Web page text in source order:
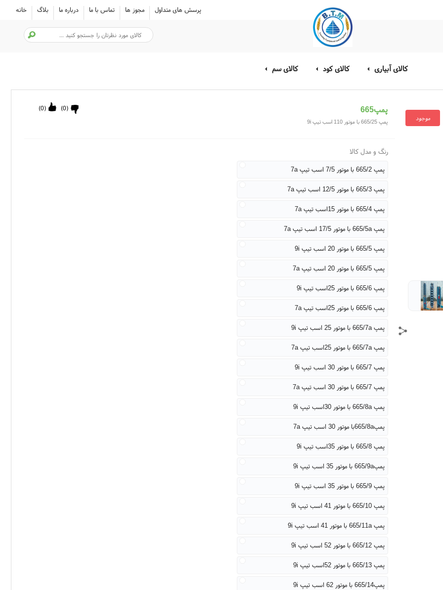
خانه بلاگ درباره ما تماس با ما مجوز ها پرسش های متداول
کالای آبیاری کالای کود کالای سم
موجود
پمپ665 (
0
) (
0
)
پمپ 665/25 با موتور 110 اسب تیپ 9i
رنگ و مدل کالا
پمپ 665/2 با موتور 7/5 اسب تیپ 7a
پمپ 665/3 با موتور 12/5 اسب تیپ 7a
پمپ 665/4 با موتور 15اسب تیپ 7a
پمپ 665/5a با موتور 17/5 اسب تیپ 7a
پمپ 665/5 با موتور 20 اسب تیپ 9i
پمپ 665/5 با موتور 20 اسب تیپ 7a
پمپ 665/6 با موتور 25اسب تیپ 9i
پمپ 665/6 با موتور 25اسب تیپ 7a
پمپ 665/7a با موتور 25 اسب تیپ 9i
پمپ 665/7a با موتور 25اسب تیپ 7a
پمپ 665/7 با موتور 30 اسب تیپ 9i
پمپ 665/7 با موتور 30 اسب تیپ 7a
پمپ 665/8a با موتور 30اسب تیپ 9i
پمپ665/8aبا موتور 30 اسب تیپ 7a
پمپ 665/8 با موتور 35اسب تیپ 9i
پمپ665/9a با موتور 35 اسب تیپ 9i
پمپ 665/9 با موتور 35 اسب تیپ 9i
پمپ 665/10 با موتور 41 اسب تیپ 9i
پمپ 665/11a با موتور 41 اسب تیپ 9i
پمپ 665/12 با موتور 52 اسب تیپ 9i
پمپ 665/13 با موتور 52اسب تیپ 9i
پمپ665/14 با موتور 62 اسب تیپ 9i